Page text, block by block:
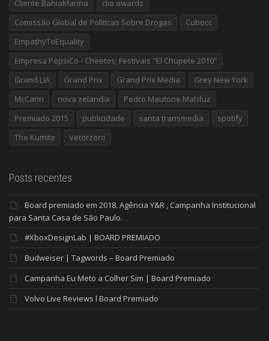
Cliente BahiaMarina
clio awards
Comissão Global de Políticas Sobre Drogas
Cubocc
EmpathyToEquality
Empresa PepsiCo - Cheetos; Festivais "El Chupete 2010"
Grand LIA
Grand Prix Grand Prix Media
Grey New York
McCann
nova zelandia
Pedro Mautone Mahfuz
Premiado 2015
publicidade santa transmedia
spotify
The Kumite
Vetorzero
Posts recentes
Board premiado em 2018. Agência Y&R , Campanha Institucional
para Santa Casa de São Paulo.
#XboxDesignLab | BOARD PREMIADO
Budweiser | Tagwords – Board Premiado
Campanha Eu Meto a Colher Sim | Board Premiado
Volvo Live Reviews l Board Premiado